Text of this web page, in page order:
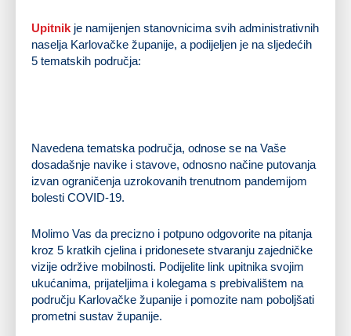
Upitnik je namijenjen stanovnicima svih administrativnih
naselja Karlovačke županije, a podijeljen je na sljedećih
5 tematskih područja:
Navedena tematska područja, odnose se na Vaše
dosadašnje navike i stavove, odnosno načine putovanja
izvan ograničenja uzrokovanih trenutnom pandemijom
bolesti COVID-19.
Molimo Vas da precizno i potpuno odgovorite na pitanja
kroz 5 kratkih cjelina i pridonesete stvaranju zajedničke
vizije održive mobilnosti. Podijelite link upitnika svojim
ukućanima, prijateljima i kolegama s prebivalištem na
području Karlovačke županije i pomozite nam poboljšati
prometni sustav županije.